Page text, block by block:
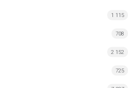
1 115
708
2 152
725